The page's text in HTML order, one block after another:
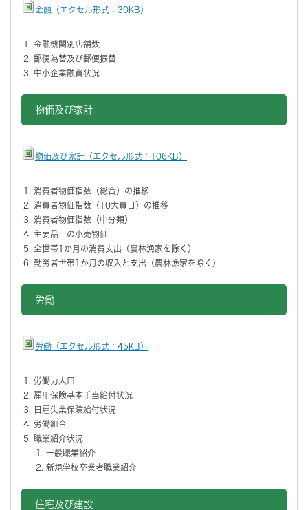
金融（エクセル形式：30KB）
金融機関別店舗数
郵便為替及び郵便振替
中小企業融資状況
物価及び家計
物価及び家計（エクセル形式：106KB）
消費者物価指数（総合）の推移
消費者物価指数（10大費目）の推移
消費者物価指数（中分類）
主要品目の小売物価
全世帯1か月の消費支出（農林漁家を除く）
勤労者世帯1か月の収入と支出（農林漁家を除く）
労働
労働（エクセル形式：45KB）
労働力人口
雇用保険基本手当給付状況
日雇失業保険給付状況
労働組合
職業紹介状況
一般職業紹介
新規学校卒業者職業紹介
住宅及び建設